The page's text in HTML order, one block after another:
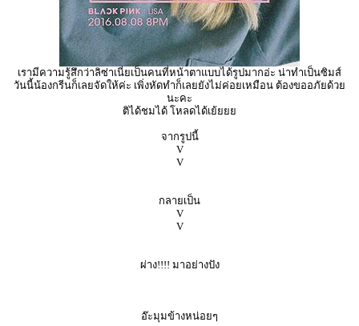
เรามีความรู้สึกว่าลิซ่าเนี่ยเป็นคนที่หน้าตาแบบได้รูปมากอ่ะ น่าทำเป็นซิมส์
วันนี้น้องกรีนก็เลยจัดให้ค่ะ เพิ่งหัดทำก็เลยยังไม่ค่อยเหมือน ต้องขออภัยด้วย
นะคะ
ติได้ชมได้ โหลดได้เย้ยยย
จากรูปนี้
V
V
กลายเป็น
V
V
ผ่าง!!!! มาอย่างปัง
อ๊ะมุมข้างหน่อยๆ